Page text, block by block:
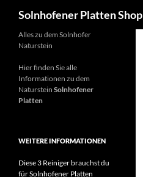
Zum
Inhalt
springen
Solnhofener Platten Shop
Alles zu dem Solnhofer
Naturstein
Hier finden Sie alle
Informationen zu dem
Naturstein Solnhofener
Platten
WEITERE INFORMATIONEN
Diese 3 Reiniger brauchst du
für Solnhofener Platten